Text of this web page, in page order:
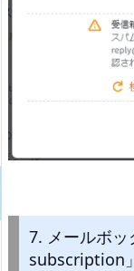
7. メールボ
subscription